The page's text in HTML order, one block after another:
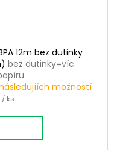
12m bez dutinky
bez dutinky=víc
možností
/ ks